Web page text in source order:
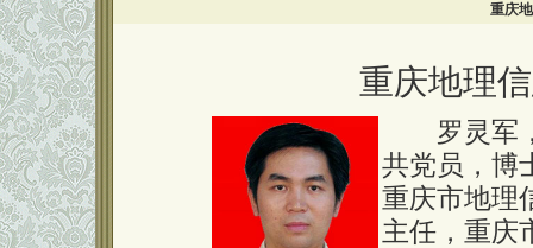
重庆
重庆地理
罗灵军，
共党员，博
重庆市地理
主任，重庆